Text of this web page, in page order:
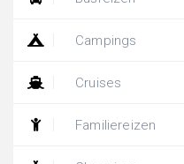
Campings
Cruises
Familiereizen